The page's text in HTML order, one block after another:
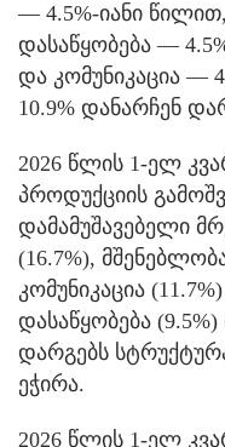
— 4.5%-იანი
დასაწყობება —
და კომუნიკაცია —
10.9% დანარჩენ
2026 წლის 1-ელ
პროდუქციის
დამამუშავებელი
(16.7%),
კომუნიკაცია
დასაწყობება
დარგებს
ეჭირა.
2026 წლის 1-ელ